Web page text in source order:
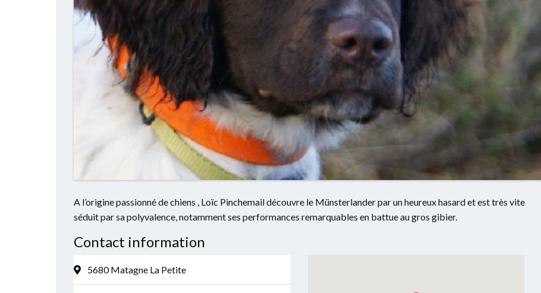
A l’origine passionné de chiens , Loïc Pinchemail découvre le Münsterlander par un heureux hasard et est très vite
séduit par sa polyvalence, notamment ses performances remarquables en battue au gros gibier.
Contact information
5680 Matagne La Petite